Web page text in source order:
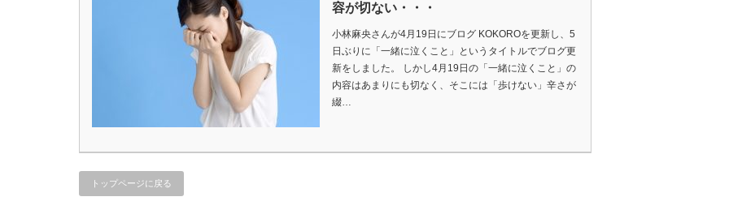
容が切ない・・・
小林麻央さんが4月19日にブログ KOKOROを更新し、5
日ぶりに「一緒に泣くこと」というタイトルでブログ更
新をしました。 しかし4月19日の「一緒に泣くこと」の
内容はあまりにも切なく、そこには「歩けない」辛さが
綴…
トップページに戻る